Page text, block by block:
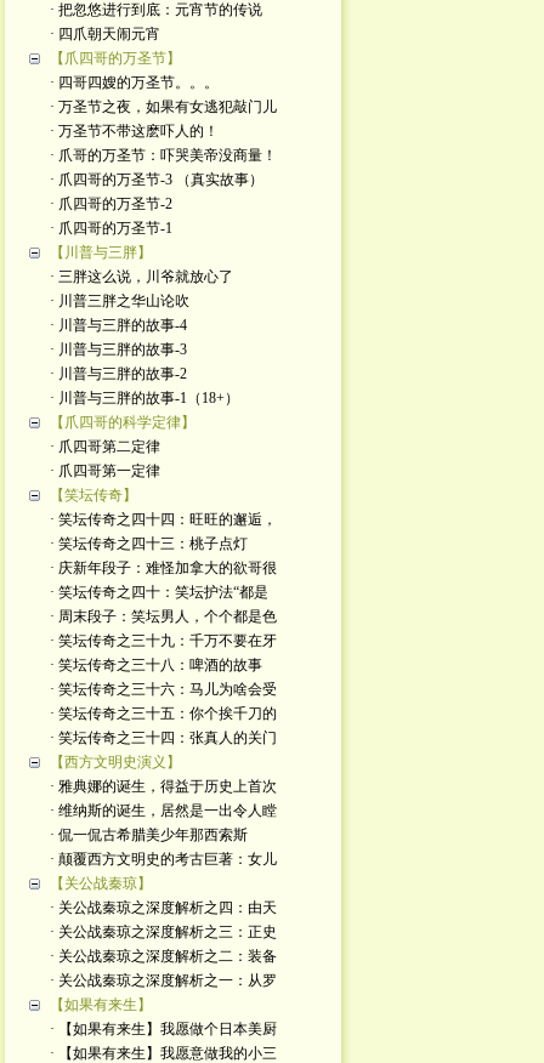
· 把忽悠进行到底：元宵节的传说
· 四爪朝天闹元宵
【爪四哥的万圣节】
· 四哥四嫂的万圣节。。。
· 万圣节之夜，如果有女逃犯敲门儿
· 万圣节不带这麽吓人的！
· 爪哥的万圣节：吓哭美帝没商量！
· 爪四哥的万圣节-3 （真实故事）
· 爪四哥的万圣节-2
· 爪四哥的万圣节-1
【川普与三胖】
· 三胖这么说，川爷就放心了
· 川普三胖之华山论吹
· 川普与三胖的故事-4
· 川普与三胖的故事-3
· 川普与三胖的故事-2
· 川普与三胖的故事-1（18+）
【爪四哥的科学定律】
· 爪四哥第二定律
· 爪四哥第一定律
【笑坛传奇】
· 笑坛传奇之四十四：旺旺的邂逅，
· 笑坛传奇之四十三：桃子点灯
· 庆新年段子：难怪加拿大的欲哥很
· 笑坛传奇之四十：笑坛护法“都是
· 周末段子：笑坛男人，个个都是色
· 笑坛传奇之三十九：千万不要在牙
· 笑坛传奇之三十八：啤酒的故事
· 笑坛传奇之三十六：马儿为啥会受
· 笑坛传奇之三十五：你个挨千刀的
· 笑坛传奇之三十四：张真人的关门
【西方文明史演义】
· 雅典娜的诞生，得益于历史上首次
· 维纳斯的诞生，居然是一出令人瞠
· 侃一侃古希腊美少年那西索斯
· 颠覆西方文明史的考古巨著：女儿
【关公战秦琼】
· 关公战秦琼之深度解析之四：由天
· 关公战秦琼之深度解析之三：正史
· 关公战秦琼之深度解析之二：装备
· 关公战秦琼之深度解析之一：从罗
【如果有来生】
· 【如果有来生】我愿做个日本美厨
· 【如果有来生】我愿意做我的小三